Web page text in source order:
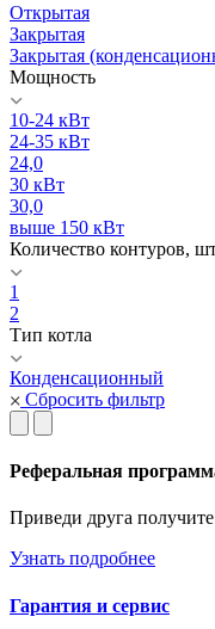
Открытая
Закрытая
Закрытая
Мощность
10-24 кВт
24-35 кВт
24,0
30 кВт
30,0
выше 150 кВт
Количество контуров,
1
2
Тип котла
Конденсационный
Сбросить фильтр
Реферальная
Приведи друга
Узнать подробнее
Гарантия и сервис